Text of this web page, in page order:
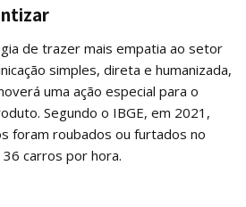
de trazer mais empatia ao setor
simples, direta e humanizada,
uma ação especial para o
Segundo o IBGE, em 2021,
foram roubados ou furtados no
carros por hora.